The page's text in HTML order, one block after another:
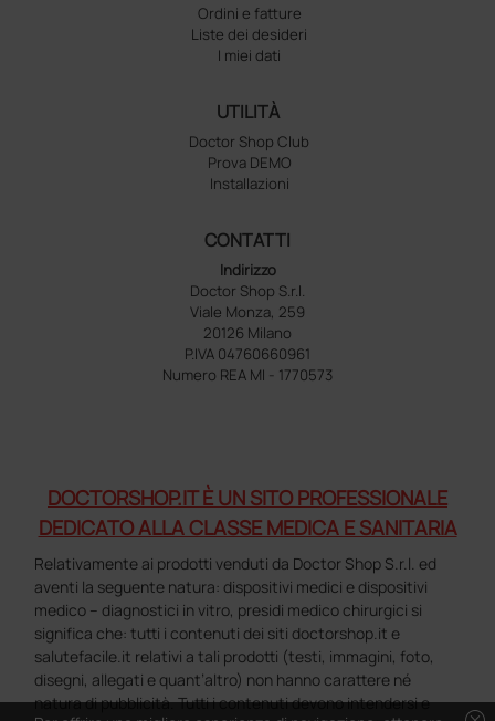
Ordini e fatture
Liste dei desideri
I miei dati
UTILITÀ
Doctor Shop Club
Prova DEMO
Installazioni
CONTATTI
Indirizzo
Doctor Shop S.r.l.
Viale Monza, 259
20126 Milano
P.IVA 04760660961
Numero REA MI - 1770573
DOCTORSHOP.IT È UN SITO PROFESSIONALE
DEDICATO ALLA CLASSE MEDICA E SANITARIA
Relativamente ai prodotti venduti da Doctor Shop S.r.l. ed
aventi la seguente natura: dispositivi medici e dispositivi
medico – diagnostici in vitro, presidi medico chirurgici si
significa che: tutti i contenuti dei siti doctorshop.it e
salutefacile.it relativi a tali prodotti (testi, immagini, foto,
disegni, allegati e quant’altro) non hanno carattere né
natura di pubblicità. Tutti i contenuti devono intendersi e